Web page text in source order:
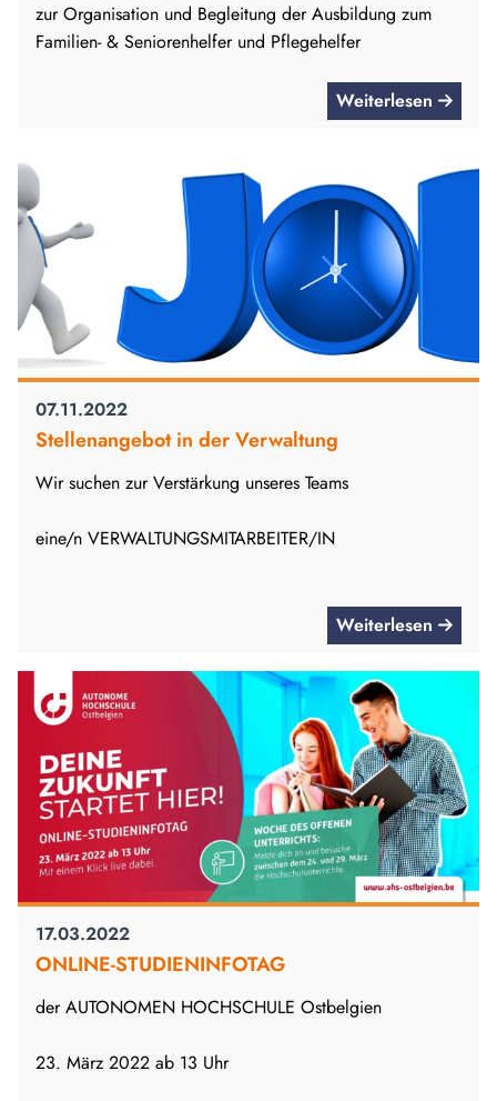
zur Organisation und Begleitung der Ausbildung zum
Familien- & Seniorenhelfer und Pflegehelfer
Weiterlesen
07.11.2022
Stellenangebot in der Verwaltung
Wir suchen zur Verstärkung unseres Teams
eine/n VERWALTUNGSMITARBEITER/IN
Weiterlesen
17.03.2022
ONLINE-STUDIENINFOTAG
der AUTONOMEN HOCHSCHULE Ostbelgien
23. März 2022 ab 13 Uhr